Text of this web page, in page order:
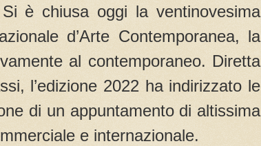
è chiusa oggi la ventinovesima
d’Arte Contemporanea, la
al contemporaneo. Diretta
l’edizione 2022 ha indirizzato le
di un appuntamento di altissima
e internazionale.